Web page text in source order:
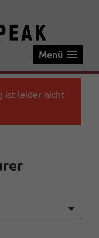
Menü
ist leider nicht